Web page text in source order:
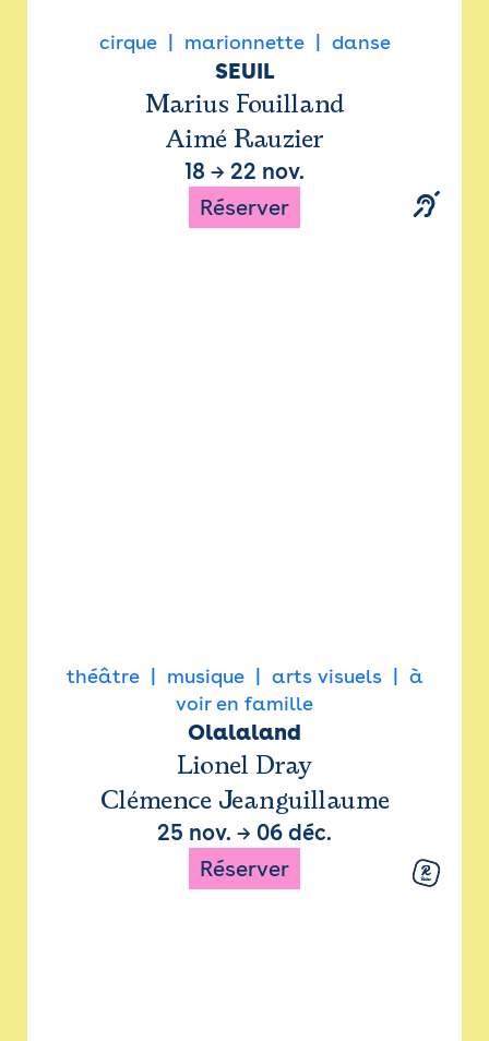
cirque marionnette danse
SEUIL
Marius Fouilland
Aimé Rauzier
18 → 22 nov.
Réserver
théâtre musique arts visuels
à
voir en famille
Olalaland
Lionel Dray
Clémence Jeanguillaume
25 nov. → 06 déc.
Réserver